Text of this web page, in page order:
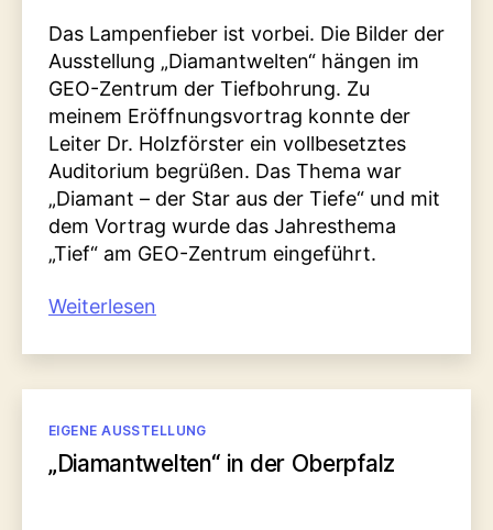
Das Lampenfieber ist vorbei. Die Bilder der
Ausstellung „Diamantwelten“ hängen im
GEO-Zentrum der Tiefbohrung. Zu
meinem Eröffnungsvortrag konnte der
Leiter Dr. Holzförster ein vollbesetztes
Auditorium begrüßen. Das Thema war
„Diamant – der Star aus der Tiefe“ und mit
dem Vortrag wurde das Jahresthema
„Tief“ am GEO-Zentrum eingeführt.
Weiterlesen
Kategorien
EIGENE AUSSTELLUNG
„Diamantwelten“ in der Oberpfalz